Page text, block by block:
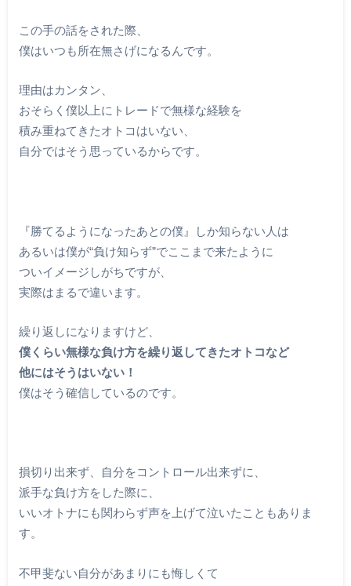
この手の話をされた際、
僕はいつも所在無さげになるんです。
理由はカンタン、
おそらく僕以上にトレードで無様な経験を
積み重ねてきたオトコはいない、
自分ではそう思っているからです。
『勝てるようになったあとの僕』しか知らない人は
あるいは僕が“負け知らず”でここまで来たように
ついイメージしがちですが、
実際はまるで違います。
繰り返しになりますけど、
僕くらい無様な負け方を繰り返してきたオトコなど
他にはそうはいない！
僕はそう確信しているのです。
損切り出来ず、自分をコントロール出来ずに、
派手な負け方をした際に、
いいオトナにも関わらず声を上げて泣いたこともありま
す。
不甲斐ない自分があまりにも悔しくて